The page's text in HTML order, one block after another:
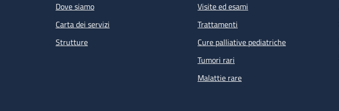
Dove siamo
Carta dei servizi
Strutture
Visite ed esami
Trattamenti
Cure palliative pediatriche
Tumori rari
Malattie rare